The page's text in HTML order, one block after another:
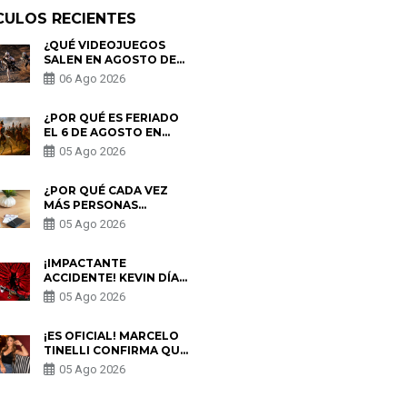
RECIENTES
¿QUÉ VIDEOJUEGOS
SALEN EN AGOSTO DE
2026? ESTOS SON LOS
ESTRENOS MÁS
06 Ago 2026
¿POR QUÉ ES FERIADO
EL 6 DE AGOSTO EN
PERÚ? ESTA ES LA
HISTORIA
05 Ago 2026
¿POR QUÉ CADA VEZ
MÁS PERSONAS
UTILIZAN UNA VPN
PARA PROTEGER SU
05 Ago 2026
¡IMPACTANTE
ACCIDENTE! KEVIN DÍAZ
CAE DESDE OCHO
METROS EN “ESTO ES
PREOCUPACIÓN
05 Ago 2026
¡ES OFICIAL! MARCELO
TINELLI CONFIRMA QUE
REGRESÓ CON MILETT
FIGUEROA: “EL AMOR
05 Ago 2026